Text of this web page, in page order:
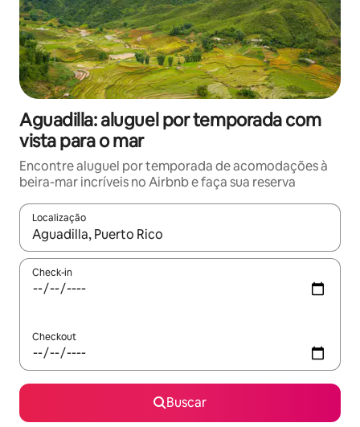
Aguadilla: aluguel por temporada com
vista para o mar
Encontre aluguel por temporada de acomodações à
beira-mar incríveis no Airbnb e faça sua reserva
Localização
Quando os resultados estiverem disponíveis, explore-os
Check-in
Checkout
Buscar